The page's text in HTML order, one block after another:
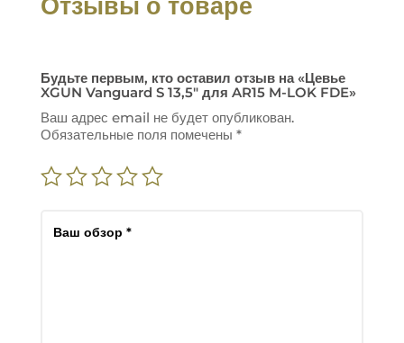
Отзывы о товаре
Будьте первым, кто оставил отзыв на «Цевье
XGUN Vanguard S 13,5″ для AR15 M-LOK FDE»
Ваш адрес email не будет опубликован.
Обязательные поля помечены *